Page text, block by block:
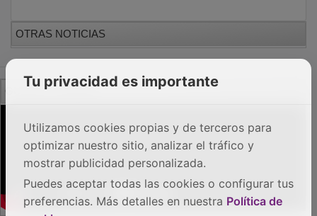
Tu privacidad es importante
Utilizamos cookies propias y de terceros para
optimizar nuestro sitio, analizar el tráfico y
mostrar publicidad personalizada.
Puedes aceptar todas las cookies o configurar tus
preferencias. Más detalles en nuestra Política de